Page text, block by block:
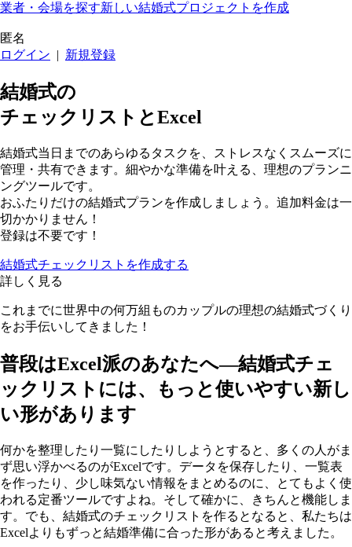
業者・会場を探す新しい結婚式プロジェクトを作成
匿名
ログイン | 新規登録
結婚式の
チェックリストとExcel
結婚式当日までのあらゆるタスクを、ストレスなくスムーズに
管理・共有できます。細やかな準備を叶える、理想のプランニ
ングツールです。
おふたりだけの結婚式プランを作成しましょう。追加料金は一
切かかりません！
登録は不要です！
結婚式チェックリストを作成する
詳しく見る
これまでに世界中の何万組ものカップルの理想の結婚式づくり
をお手伝いしてきました！
普段はExcel派のあなたへ―結婚式チェ
ックリストには、もっと使いやすい新し
い形があります
何かを整理したり一覧にしたりしようとすると、多くの人がま
ず思い浮かべるのがExcelです。データを保存したり、一覧表
を作ったり、少し味気ない情報をまとめるのに、とてもよく使
われる定番ツールですよね。そして確かに、きちんと機能しま
す。でも、結婚式のチェックリストを作るとなると、私たちは
Excelよりもずっと結婚準備に合った形があると考えました。